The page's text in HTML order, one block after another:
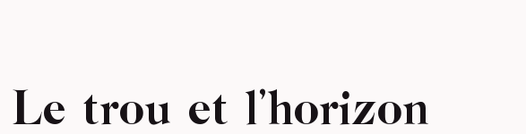
Le trou et l’horizon